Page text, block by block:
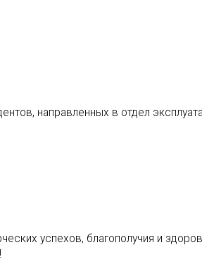
направленных в отдел
успехов, благополучия и